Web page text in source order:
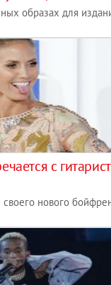
образах для
с
нового